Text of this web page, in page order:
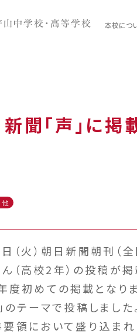
本校につ
聞「声」に掲
（火）朝日新聞朝刊（全
（高校2年）の投稿が掲
度初めての掲載となりま
のテーマで投稿しまし
領において盛り込ま